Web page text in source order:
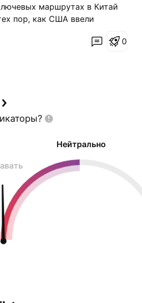
маршрутах в Китай
пор, как США ввели
мировой рынок
0
Нейтрально